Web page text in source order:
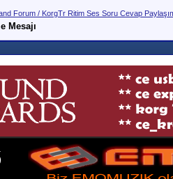
Forum / KorgTr Ritim Ses Soru Cevap
Mesajı